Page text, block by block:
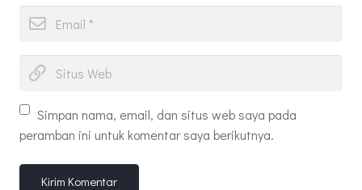
Simpan nama, email, dan situs web saya pada
peramban ini untuk komentar saya berikutnya.
Kirim Komentar